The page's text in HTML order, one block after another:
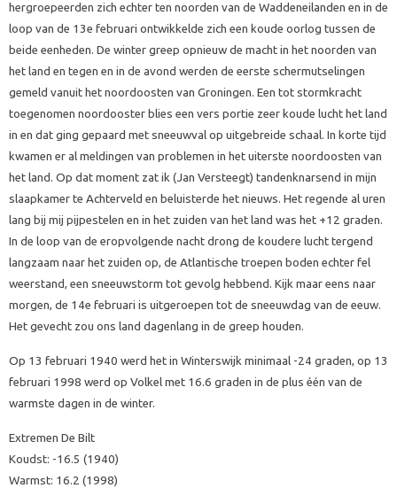
hergroepeerden zich echter ten noorden van de Waddeneilanden en in de
loop van de 13e februari ontwikkelde zich een koude oorlog tussen de
beide eenheden. De winter greep opnieuw de macht in het noorden van
het land en tegen en in de avond werden de eerste schermutselingen
gemeld vanuit het noordoosten van Groningen. Een tot stormkracht
toegenomen noordooster blies een vers portie zeer koude lucht het land
in en dat ging gepaard met sneeuwval op uitgebreide schaal. In korte tijd
kwamen er al meldingen van problemen in het uiterste noordoosten van
het land. Op dat moment zat ik (Jan Versteegt) tandenknarsend in mijn
slaapkamer te Achterveld en beluisterde het nieuws. Het regende al uren
lang bij mij pijpestelen en in het zuiden van het land was het +12 graden.
In de loop van de eropvolgende nacht drong de koudere lucht tergend
langzaam naar het zuiden op, de Atlantische troepen boden echter fel
weerstand, een sneeuwstorm tot gevolg hebbend. Kijk maar eens naar
morgen, de 14e februari is uitgeroepen tot de sneeuwdag van de eeuw.
Het gevecht zou ons land dagenlang in de greep houden.
Op 13 februari 1940 werd het in Winterswijk minimaal -24 graden, op 13
februari 1998 werd op Volkel met 16.6 graden in de plus één van de
warmste dagen in de winter.
Extremen De Bilt
Koudst: -16.5 (1940)
Warmst: 16.2 (1998)